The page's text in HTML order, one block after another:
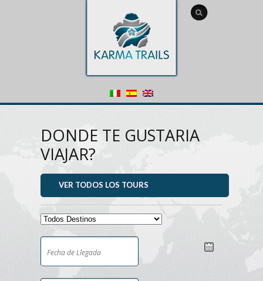
DONDE TE GUSTARIA
VIAJAR?
VER TODOS LOS TOURS